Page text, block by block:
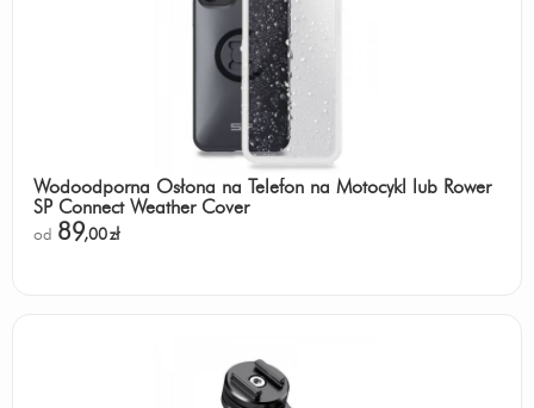
Wodoodporna Osłona na Telefon na Motocykl lub Rower
SP Connect Weather Cover
od 89,00zł